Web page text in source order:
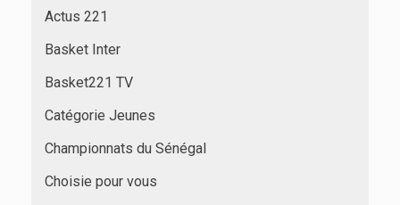
Actus 221
Basket Inter
Basket221 TV
Catégorie Jeunes
Championnats du Sénégal
Choisie pour vous